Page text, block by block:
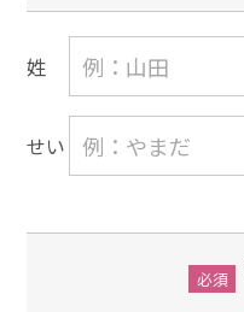
姓
せい
必須